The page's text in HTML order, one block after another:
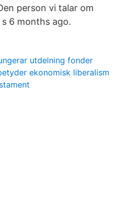
person vi talar om
6 months ago.
utdelning fonder
ekonomisk liberalism